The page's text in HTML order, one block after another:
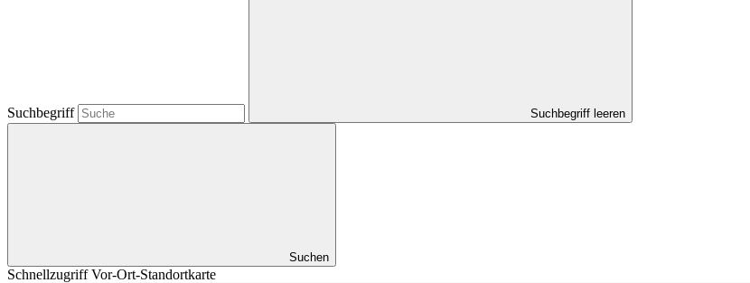
Suchbegriff Suchbegriff leeren
Suchen
Schnellzugriff Vor-Ort-Standortkarte